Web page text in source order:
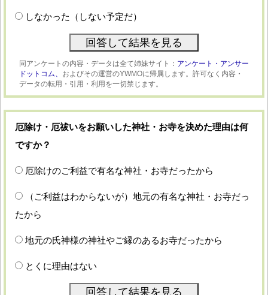
しなかった（しない予定だ）
同アンケートの内容・データは全て姉妹サイト： アンケート・アンサー
ドットコム、 およびその運営のYWMOに帰属します。許可なく内容・
データの転用・引用・利用を一切禁じます。
厄除け・厄祓いをお願いした神社・お寺を決めた理由は何
ですか？
厄除けのご利益で有名な神社・お寺だったから
（ご利益はわからないが）地元の有名な神社・お寺だっ
たから
地元の氏神様の神社やご縁のあるお寺だったから
とくに理由はない